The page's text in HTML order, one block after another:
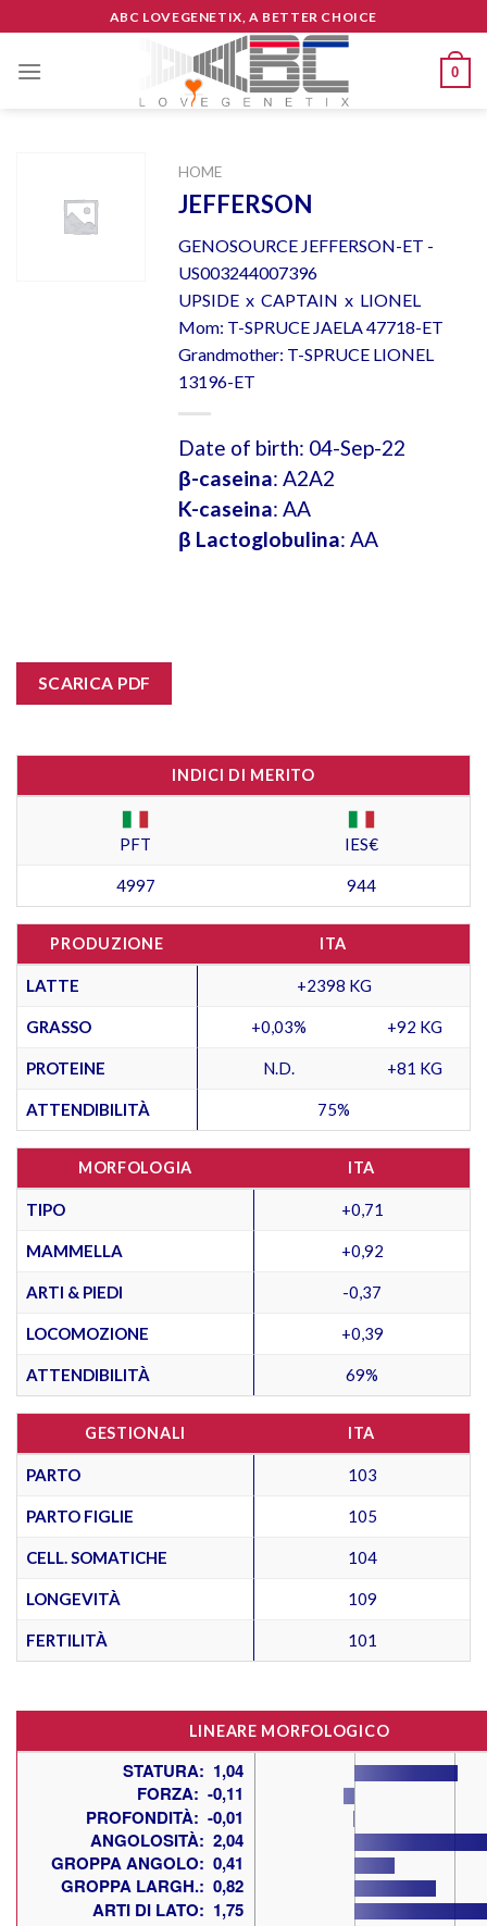
to
content
ABC LOVEGENETIX, A BETTER CHOICE
0
HOME
JEFFERSON
GENOSOURCE JEFFERSON-ET -
US003244007396
UPSIDE x CAPTAIN x LIONEL
Mom: T-SPRUCE JAELA 47718-ET
Grandmother: T-SPRUCE LIONEL
13196-ET
Date of birth: 04-Sep-22
β-caseina: A2A2
K-caseina: AA
β Lactoglobulina: AA
SCARICA PDF
INDICI DI MERITO
PFT IES€
4997 944
PRODUZIONE ITA
LATTE +2398 KG
GRASSO +0,03% +92 KG
PROTEINE N.D. +81 KG
ATTENDIBILITÀ 75%
MORFOLOGIA ITA
TIPO +0,71
MAMMELLA +0,92
ARTI & PIEDI -0,37
LOCOMOZIONE +0,39
ATTENDIBILITÀ 69%
GESTIONALI ITA
PARTO 103
PARTO FIGLIE 105
CELL. SOMATICHE 104
LONGEVITÀ 109
FERTILITÀ 101
LINEARE MORFOLOGICO